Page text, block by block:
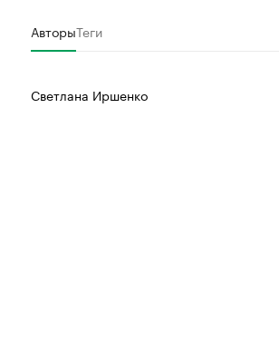
АвторыТеги
Светлана Иршенко